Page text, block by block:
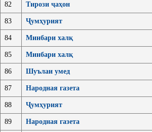
82 Тирози ҷаҳон
83 Ҷумҳурият
84 Минбари халқ
85 Минбари халқ
86 Шуълаи умед
87 Народная газета
88 Ҷумҳурият
89 Народная газета